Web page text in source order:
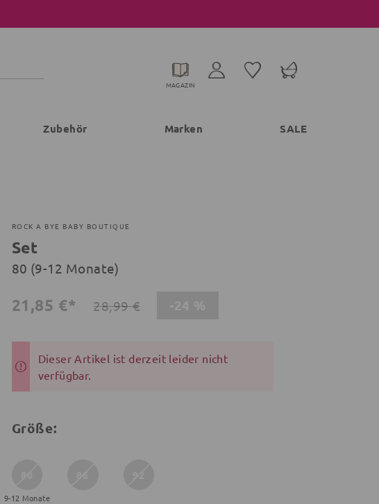
MAGAZIN
Zubehör Marken SALE
ROCK A BYE BABY BOUTIQUE
Set
80 (9-12 Monate)
21,85 €* 28,99 €
Dieser Artikel ist derzeit leider nicht
verfügbar.
Größe:
9-12 Monate